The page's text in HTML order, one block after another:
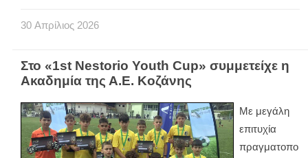
30 Απρίλιος 2026
Στο «1st Nestorio Youth Cup» συμμετείχε η
Ακαδημία της Α.Ε. Κοζάνης
Με μεγάλη
επιτυχία
πραγματοπο